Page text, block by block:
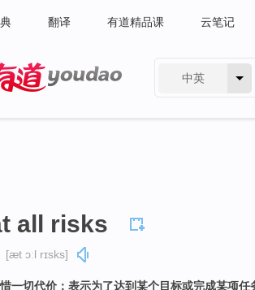
翻译 有道精品课 云笔记
中英
all risks
[æt ɔːl rɪsks]
一切代价：表示为了达到某个目标或完成某项